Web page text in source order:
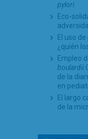
pylori
Eco-
El uso
¿quién
Empleo
boulardii
de la
en
El largo
de la